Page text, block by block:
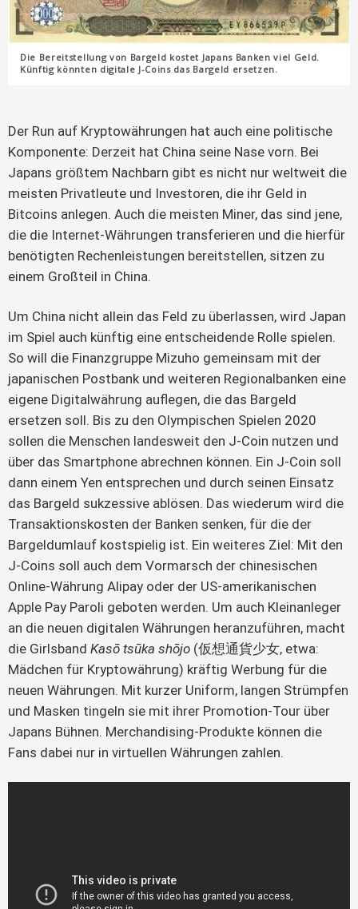
Die Bereitstellung von Bargeld kostet Japans Banken viel Geld.
Künftig könnten digitale J-Coins das Bargeld ersetzen.
Der Run auf Kryptowährungen hat auch eine politische
Komponente: Derzeit hat China seine Nase vorn. Bei
Japans größtem Nachbarn gibt es nicht nur weltweit die
meisten Privatleute und Investoren, die ihr Geld in
Bitcoins anlegen. Auch die meisten Miner, das sind jene,
die die Internet-Währungen transferieren und die hierfür
benötigten Rechenleistungen bereitstellen, sitzen zu
einem Großteil in China.
Um China nicht allein das Feld zu überlassen, wird Japan
im Spiel auch künftig eine entscheidende Rolle spielen.
So will die Finanzgruppe Mizuho gemeinsam mit der
japanischen Postbank und weiteren Regionalbanken eine
eigene Digitalwährung auflegen, die das Bargeld
ersetzen soll. Bis zu den Olympischen Spielen 2020
sollen die Menschen landesweit den J-Coin nutzen und
über das Smartphone abrechnen können. Ein J-Coin soll
dann einem Yen entsprechen und durch seinen Einsatz
das Bargeld sukzessive ablösen. Das wiederum wird die
Transaktionskosten der Banken senken, für die der
Bargeldumlauf kostspielig ist. Ein weiteres Ziel: Mit den
J-Coins soll auch dem Vormarsch der chinesischen
Online-Währung Alipay oder der US-amerikanischen
Apple Pay Paroli geboten werden. Um auch Kleinanleger
an die neuen digitalen Währungen heranzuführen, macht
die Girlsband Kasō tsūka shōjo (仮想通貨少女, etwa:
Mädchen für Kryptowährung) kräftig Werbung für die
neuen Währungen. Mit kurzer Uniform, langen Strümpfen
und Masken tingeln sie mit ihrer Promotion-Tour über
Japans Bühnen. Merchandising-Produkte können die
Fans dabei nur in virtuellen Währungen zahlen.